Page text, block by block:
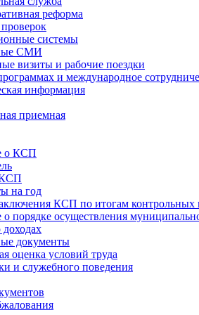
реформа
проверок
системы
СМИ
визиты и рабочие поездки
и международное
информация
приемная
о КСП
КСП
на год
КСП по итогам контрольных
порядке осуществления
документы
оценка условий труда
и служебного поведения